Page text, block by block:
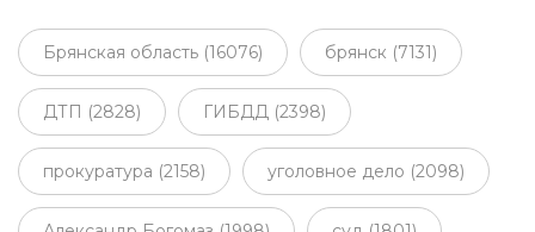
Брянская область (16076) брянск (7131)
ДТП (2828) ГИБДД (2398)
прокуратура (2158) уголовное дело (2098)